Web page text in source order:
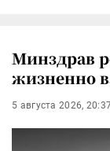
Минздрав
жизненно
5 августа 2026,